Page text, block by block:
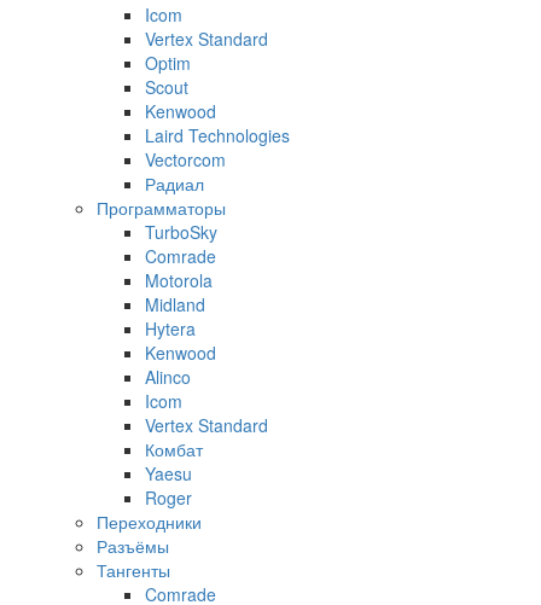
Icom
Vertex Standard
Optim
Scout
Kenwood
Laird Technologies
Vectorcom
Радиал
Программаторы
TurboSky
Comrade
Motorola
Midland
Hytera
Kenwood
Alinco
Icom
Vertex Standard
Комбат
Yaesu
Roger
Переходники
Разъёмы
Тангенты
Comrade